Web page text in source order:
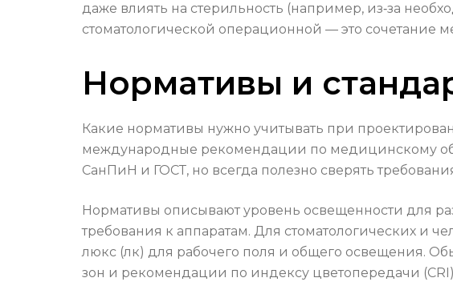
даже влиять на стерильность (например, из‑за
стоматологической операционной — это сочетание
Нормативы и
Какие нормативы нужно учитывать при
международные рекомендации по медицинскому
СанПиН и ГОСТ, но всегда полезно сверять
Нормативы описывают уровень освещенности для
требования к аппаратам. Для стоматологических и
люкс (лк) для рабочего поля и общего освещения.
зон и рекомендации по индексу цветопередачи